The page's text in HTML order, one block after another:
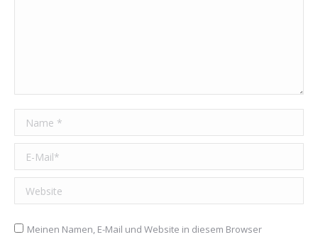
Name *
E-Mail *
Website
Meinen Namen, E-Mail und Website in diesem Browser